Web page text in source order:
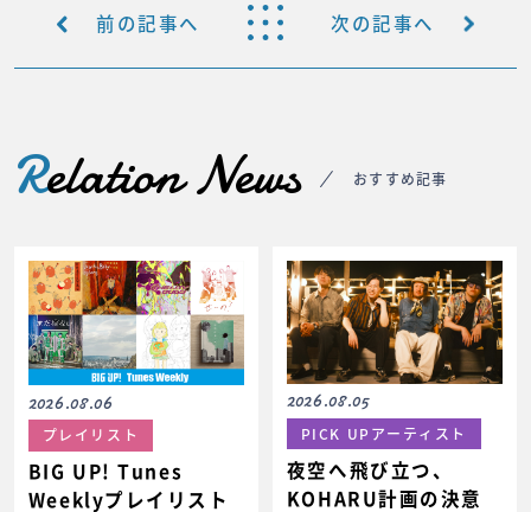
前の記事へ 次の記事へ
Relation News おすすめ記事
2026.08.06
プレイリスト
BIG UP! Tunes
Weeklyプレイリスト
2026.08.05
PICK UPアーティスト
夜空へ飛び立つ、
KOHARU計画の決意